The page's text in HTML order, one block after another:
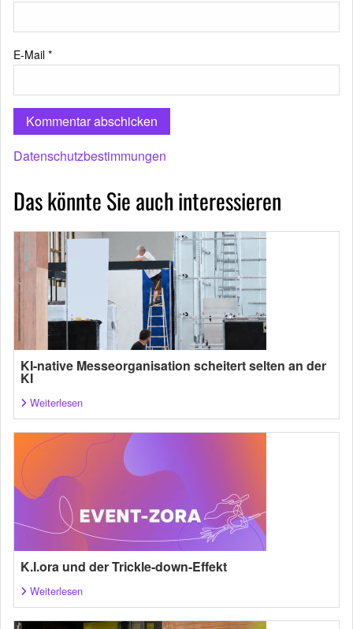
E-Mail *
Datenschutzbestimmungen
Das könnte Sie auch interessieren
KI-native Messeorganisation scheitert selten an der
KI
Weiterlesen
K.I.ora und der Trickle-down-Effekt
Weiterlesen